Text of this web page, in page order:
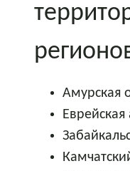
Амурская